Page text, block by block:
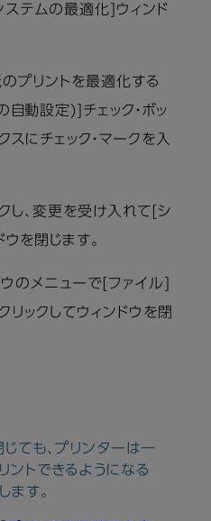
ステムの最適化]ウィンド
プリントを最適化する
動設定)]チェック・ボッ
スにチェック・マークを入
し、変更を受け入れて[シ
を閉じます。
のメニューで[ファイル]
リックしてウィンドウを閉
ても、プリンターは一
ントできるようになる
ます。